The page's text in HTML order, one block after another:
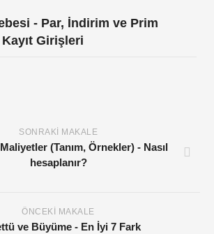
- Par, İndirim ve Prim
Girişleri
SONRAKI MAKALE
(Tanım, Örnekler) - Nasıl
hesaplanır?
ÖNCEKI MAKALE
ve Büyüme - En İyi 7 Fark